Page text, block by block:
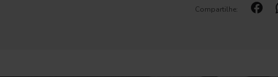
Compartilhe: